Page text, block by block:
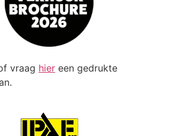
vraag hier een gedrukte